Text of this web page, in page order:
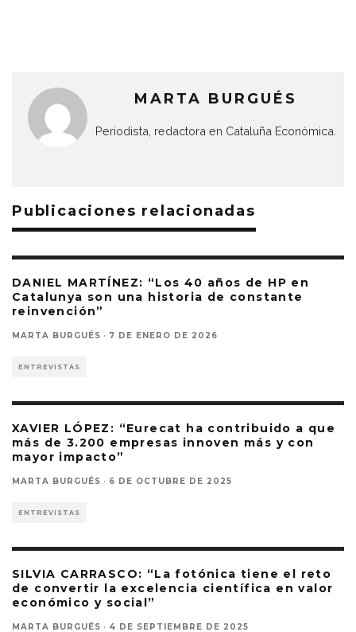
MARTA BURGUÉS
Periodista, redactora en Cataluña Económica.
Publicaciones relacionadas
DANIEL MARTÍNEZ: “Los 40 años de HP en
Catalunya son una historia de constante
reinvención”
MARTA BURGUÉS · 7 DE ENERO DE 2026
ENTREVISTAS
XAVIER LÓPEZ: “Eurecat ha contribuido a que
más de 3.200 empresas innoven más y con
mayor impacto”
MARTA BURGUÉS · 6 DE OCTUBRE DE 2025
ENTREVISTAS
SILVIA CARRASCO: “La fotónica tiene el reto
de convertir la excelencia científica en valor
económico y social”
MARTA BURGUÉS · 4 DE SEPTIEMBRE DE 2025